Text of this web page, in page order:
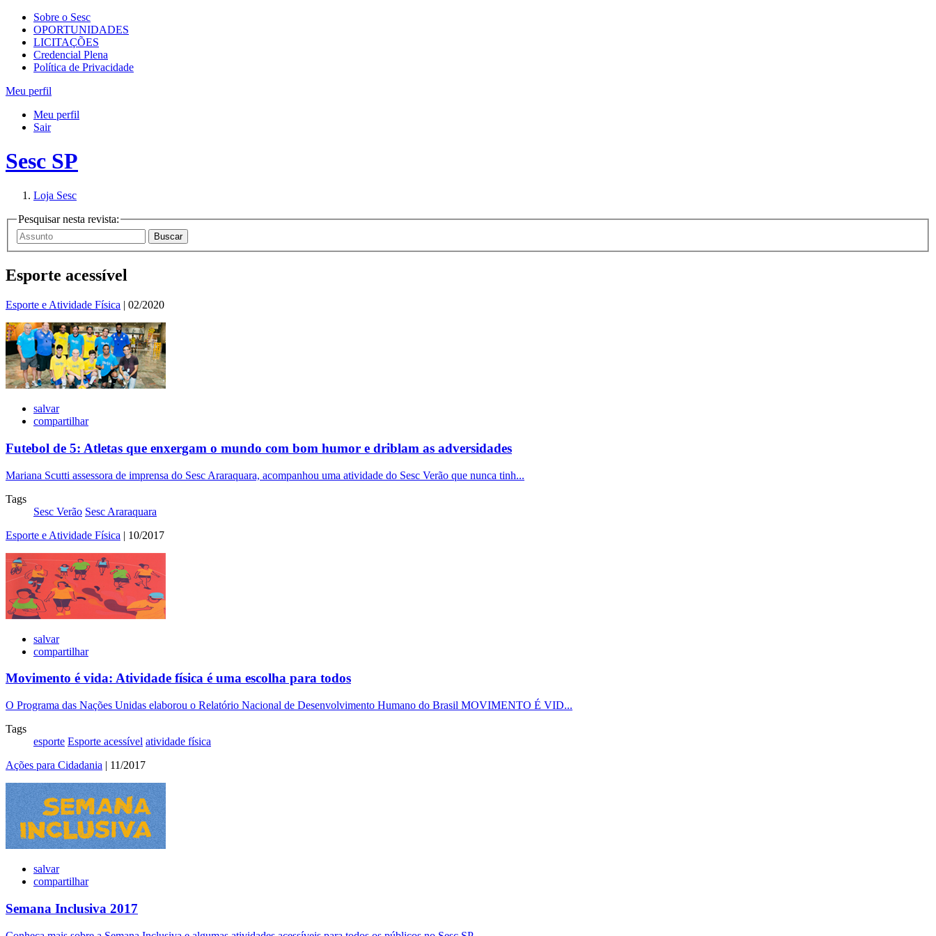
Sobre o Sesc
OPORTUNIDADES
LICITAÇÕES
Credencial Plena
Política de Privacidade
Meu perfil
Meu perfil
Sair
Sesc SP
Loja Sesc
Pesquisar nesta revista:
Esporte acessível
Esporte e Atividade Física | 02/2020
salvar
compartilhar
Futebol de 5: Atletas que enxergam o mundo com bom humor e driblam as adversidades
Mariana Scutti assessora de imprensa do Sesc Araraquara, acompanhou uma atividade do Sesc Verão que nunca tinh...
Tags
Sesc Verão Sesc Araraquara
Esporte e Atividade Física | 10/2017
salvar
compartilhar
Movimento é vida: Atividade física é uma escolha para todos
O Programa das Nações Unidas elaborou o Relatório Nacional de Desenvolvimento Humano do Brasil MOVIMENTO É VID...
Tags
esporte Esporte acessível atividade física
Ações para Cidadania | 11/2017
salvar
compartilhar
Semana Inclusiva 2017